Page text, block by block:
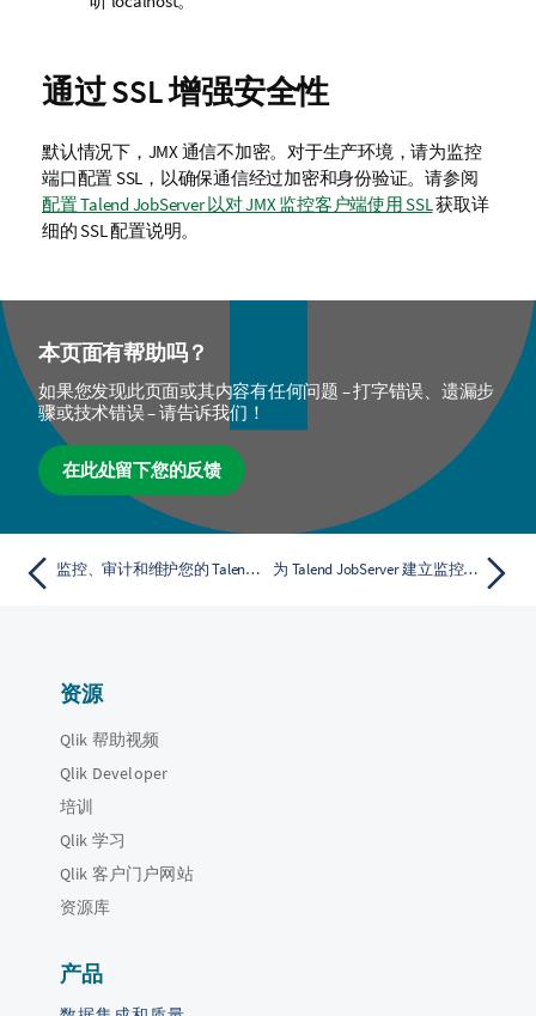
通过 SSL 增强安全性
默认情况下，JMX 通信不加密。对于生产环境，请为监控
端口配置 SSL，以确保通信经过加密和身份验证。请参阅
配置 Talend JobServer 以对 JMX 监控客户端使用 SSL获取详
细的 SSL 配置说明。
本页面有帮助吗？
如果您发现此页面或其内容有任何问题 – 打字错误、遗漏步
骤或技术错误 – 请告诉我们！
在此处留下您的反馈
监控、审计和维护您的 Talend JobServer 为 Talend JobServer 建立监控和审计系统
资源
Qlik 帮助视频
Qlik Developer
培训
Qlik 学习
Qlik 客户门户网站
资源库
产品